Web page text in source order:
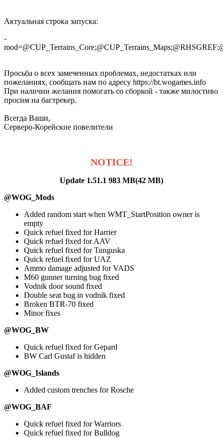
Актуальная строка запуска:
-
Просьба о всех замеченных проблемах, недостатках или
пожеланиях, сообщать нам по адресу https://bt.wogames.info
При наличии желания помогать со сборкой - также милостиво
просим на багтрекер.
Всегда Ваши,
Серверо-Корейские повелители
NOTICE!
Update 1.51.1 983 MB(42 MB)
@WOG_Mods
Added random start when WMT_StartPosition owner is
empty
Quick refuel fixed for Harrier
Quick refuel fixed for AAV
Quick refuel fixed for Tunguska
Quick refuel fixed for UAZ
Ammo damage adjusted for VADS
M60 gunner turning bug fixed
Vodnik door sound fixed
Double seat bug in vodnik fixed
Broken BTR-70 fixed
Minor fixes
@WOG_BW
Quick refuel fixed for Gepard
BW Carl Gustaf is hidden
@WOG_Islands
Added custom trenches for Rosche
@WOG_BAF
Quick refuel fixed for Warriors
Quick refuel fixed for Bulldog